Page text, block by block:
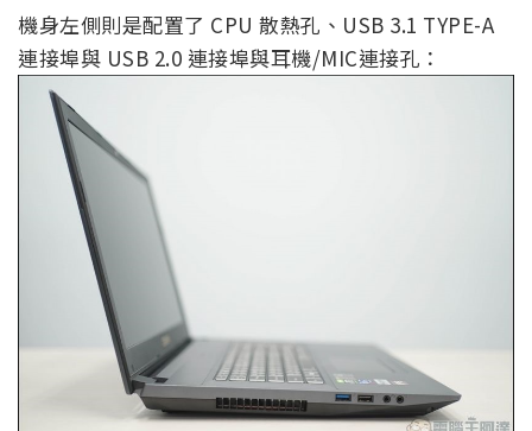
機身左側則是配置了 CPU 散熱孔、USB 3.1 TYPE-A
連接埠與 USB 2.0 連接埠與耳機/MIC連接孔：